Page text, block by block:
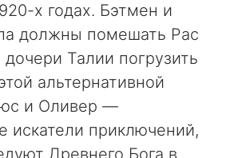
х годах. Бэтмен и
должны помешать Рас
дочери Талии погрузить
альтернативной
и Оливер —
искатели приключений,
Древнего Бога в